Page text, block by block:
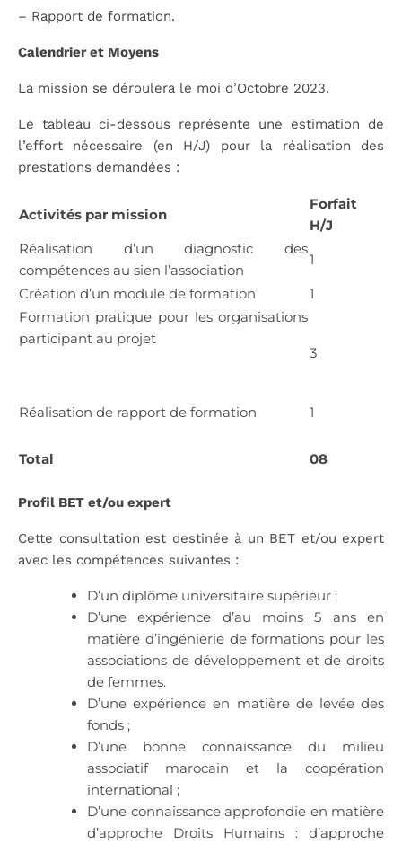
– Rapport de formation.
Calendrier et Moyens
La mission se déroulera le moi d’Octobre 2023.
Le tableau ci-dessous représente une estimation de
l’effort nécessaire (en H/J) pour la réalisation des
prestations demandées :
Activités par mission
Forfait
H/J
Réalisation d’un diagnostic des
compétences au sien l’association
1
Création d’un module de formation
1
Formation pratique pour les organisations
participant au projet
3
Réalisation de rapport de formation 1
Total 08
Profil BET et/ou expert
Cette consultation est destinée à un BET et/ou expert
avec les compétences suivantes :
D’un diplôme universitaire supérieur ;
D’une expérience d’au moins 5 ans en
matière d’ingénierie de formations pour les
associations de développement et de droits
de femmes.
D’une expérience en matière de levée des
fonds ;
D’une bonne connaissance du milieu
associatif marocain et la coopération
international ;
D’une connaissance approfondie en matière
d’approche Droits Humains : d’approche